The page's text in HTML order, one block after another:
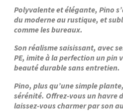
Polyvalente et élégante, Pino
du moderne au rustique, et
comme les bureaux.
Son réalisme saisissant, avec
PE, imite à la perfection un pin
beauté durable sans entretien.
Pino, plus qu’une simple
sérénité. Offrez-vous un havre
laissez-vous charmer par son